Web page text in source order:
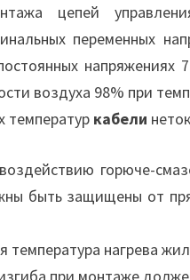
цепей
переменных
воздуха 98% при
температур кабели
горюче-
быть защищены от
температура нагрева
при монтаже